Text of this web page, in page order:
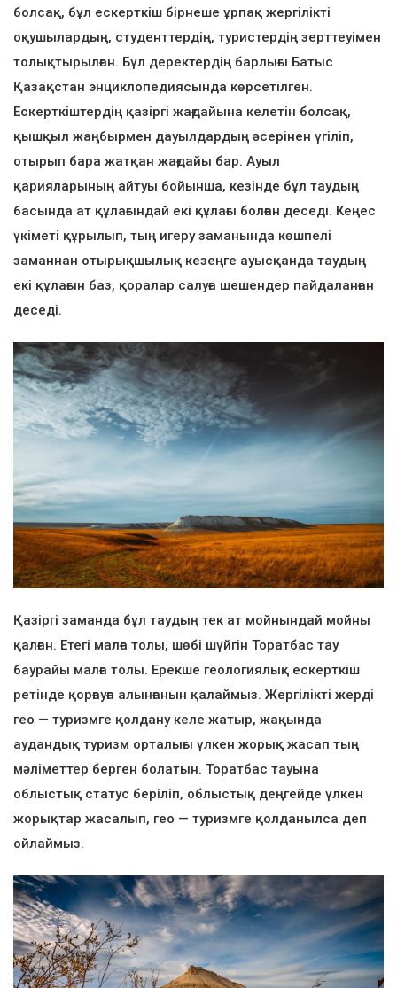
болсақ, бұл ескерткіш бірнеше ұрпақ жергілікті
оқушылардың, студенттердің, туристердің зерттеуімен
толықтырылған. Бұл деректердің барлығы Батыс
Қазақстан энциклопедиясында көрсетілген.
Ескерткіштердің қазіргі жағдайына келетін болсақ,
қышқыл жаңбырмен дауылдардың әсерінен үгіліп,
отырып бара жатқан жағдайы бар. Ауыл
қарияларының айтуы бойынша, кезінде бұл таудың
басында ат құлағындай екі құлағы болған деседі. Кеңес
үкіметі құрылып, тың игеру заманында көшпелі
заманнан отырықшылық кезеңге ауысқанда таудың
екі құлағын баз, қоралар салуға шешендер пайдаланған
деседі.
Қазіргі заманда бұл таудың тек ат мойнындай мойны
қалған. Етегі малға толы, шөбі шүйгін Торатбас тау
баурайы малға толы. Ерекше геологиялық ескерткіш
ретінде қорғауға алынғанын қалаймыз. Жергілікті жерді
гео — туризмге қолдану келе жатыр, жақында
аудандық туризм орталығы үлкен жорық жасап тың
мәліметтер берген болатын. Торатбас тауына
облыстық статус беріліп, облыстық деңгейде үлкен
жорықтар жасалып, гео — туризмге қолданылса деп
ойлаймыз.